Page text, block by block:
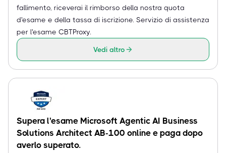
fallimento, riceverai il rimborso della nostra quota
d'esame e della tassa di iscrizione. Servizio di assistenza
per l'esame CBTProxy.
Vedi altro
Supera l'esame Microsoft Agentic AI Business
Solutions Architect AB-100 online e paga dopo
averlo superato.